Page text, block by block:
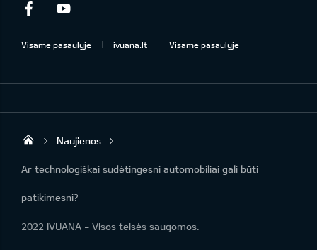
Facebook
Visame pasaulyje ivuana.lt Visame pasaulyje
KIA automobilių centras | IVUANA
Naujienos
Ar technologiškai sudėtingesni automobiliai gali būti
patikimesni?
2022 IVUANA - Visos teisės saugomos.